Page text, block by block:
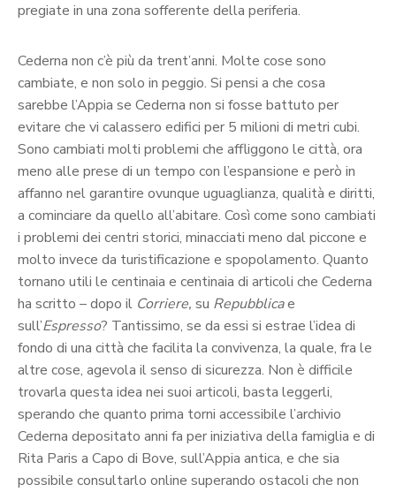
pregiate in una zona sofferente della periferia.
Cederna non c’è più da trent’anni. Molte cose sono
cambiate, e non solo in peggio. Si pensi a che cosa
sarebbe l’Appia se Cederna non si fosse battuto per
evitare che vi calassero edifici per 5 milioni di metri cubi.
Sono cambiati molti problemi che affliggono le città, ora
meno alle prese di un tempo con l’espansione e però in
affanno nel garantire ovunque uguaglianza, qualità e diritti,
a cominciare da quello all’abitare. Così come sono cambiati
i problemi dei centri storici, minacciati meno dal piccone e
molto invece da turistificazione e spopolamento. Quanto
tornano utili le centinaia e centinaia di articoli che Cederna
ha scritto – dopo il Corriere, su Repubblicae
sull’Espresso? Tantissimo, se da essi si estrae l’idea di
fondo di una città che facilita la convivenza, la quale, fra le
altre cose, agevola il senso di sicurezza. Non è difficile
trovarla questa idea nei suoi articoli, basta leggerli,
sperando che quanto prima torni accessibile l’archivio
Cederna depositato anni fa per iniziativa della famiglia e di
Rita Paris a Capo di Bove, sull’Appia antica, e che sia
possibile consultarlo online superando ostacoli che non